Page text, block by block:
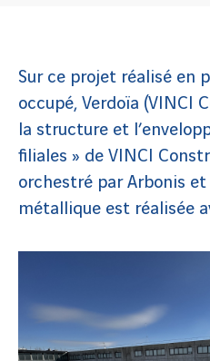
Sur ce projet réalisé en
occupé, Verdoïa (VINCI
la structure et
filiales » de VINCI
orchestré par Arbonis
métallique est réalisée